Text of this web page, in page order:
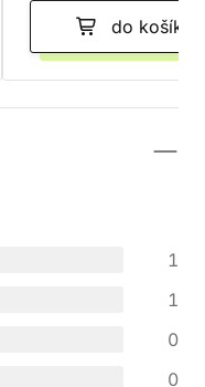
do košíka
1
1
0
0